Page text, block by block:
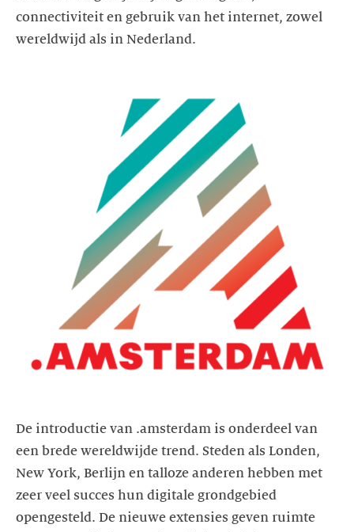
connectiviteit en gebruik van het internet, zowel
wereldwijd als in Nederland.
De introductie van .amsterdam is onderdeel van
een brede wereldwijde trend. Steden als Londen,
New York, Berlijn en talloze anderen hebben met
zeer veel succes hun digitale grondgebied
opengesteld. De nieuwe extensies geven ruimte